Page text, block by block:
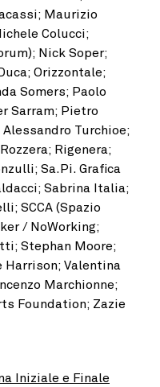
Maurizio
Colucci;
Nick Soper;
Orizzontale;
Somers; Paolo
Sarram; Pietro
Turchioe;
Rigenera;
Sa.Pi. Grafica
Sabrina Italia;
SCCA (Spazio
/ NoWorking;
Stephan Moore;
Harrison; Valentina
Marchionne;
Foundation; Zazie
Iniziale e Finale